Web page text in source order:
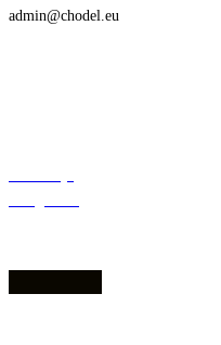
admin@chodel.eu